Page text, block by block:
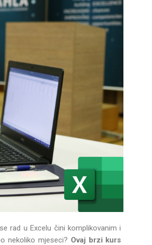
rad u Excelu čini komplikovanim i
nekoliko mjeseci? Ovaj brzi kurs